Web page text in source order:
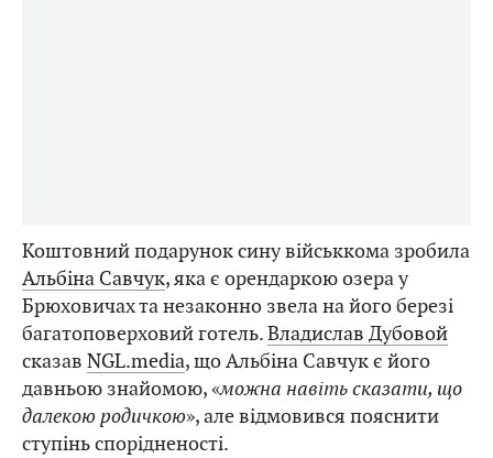
Коштовний подарунок сину військкома зробила
Альбіна Савчук, яка є орендаркою озера у
Брюховичах та незаконно звела на його березі
багатоповерховий готель.Владислав Дубовой
сказав NGL.media, що Альбіна Савчук є його
давньою знайомою, «можна навіть сказати, що
далекою родичкою», але відмовився пояснити
ступінь спорідненості.